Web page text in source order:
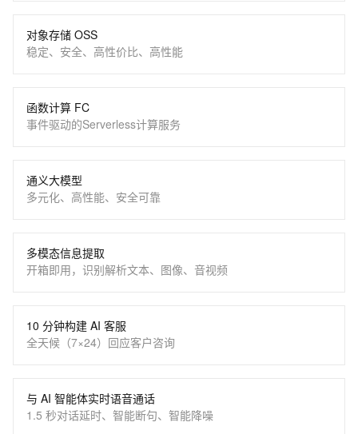
对象存储 OSS
稳定、安全、高性价比、高性能
函数计算 FC
事件驱动的Serverless计算服务
通义大模型
多元化、高性能、安全可靠
多模态信息提取
开箱即用，识别解析文本、图像、音视频
10 分钟构建 AI 客服
全天候（7×24）回应客户咨询
与 AI 智能体实时语音通话
1.5 秒对话延时、智能断句、智能降噪